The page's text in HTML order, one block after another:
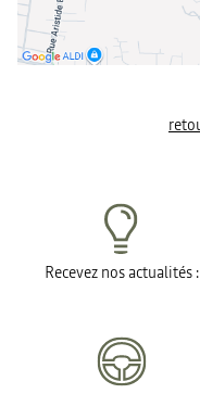
Recevez nos actualités :